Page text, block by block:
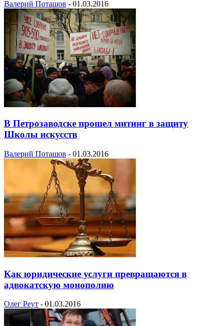
Валерий Поташов - 01.03.2016
В Петрозаводске прошел митинг в защиту
Школы искусств
Валерий Поташов - 01.03.2016
Как юридические услуги превращаются в
адвокатскую монополию
Олег Реут - 01.03.2016